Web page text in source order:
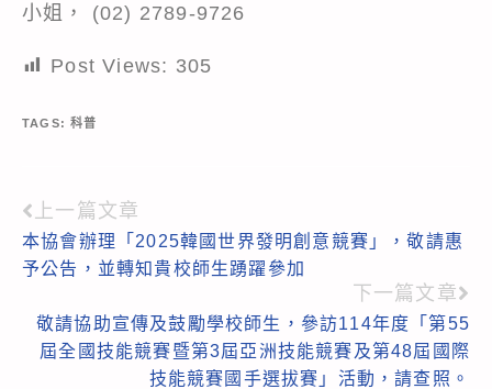
小姐， (02) 2789-9726
Post Views: 305
TAGS:科普
Read
more
上一篇文章
本協會辦理「2025韓國世界發明創意競賽」，敬請惠
予公告，並轉知貴校師生踴躍參加
下一篇文章
敬請協助宣傳及鼓勵學校師生，參訪114年度「第55
屆全國技能競賽暨第3屆亞洲技能競賽及第48屆國際
技能競賽國手選拔賽」活動，請查照。